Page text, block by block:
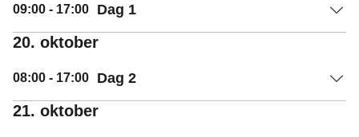
09:00 - 17:00 Dag 1
20. oktober
08:00 - 17:00 Dag 2
21. oktober